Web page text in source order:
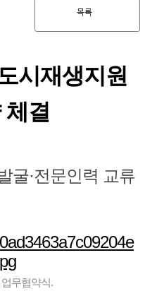
목록
시재생지원
체결
굴·전문인력 교류
무협약식.